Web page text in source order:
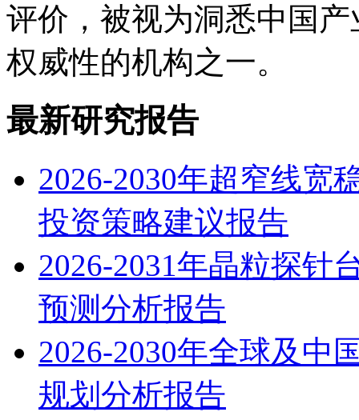
评价，被视为洞悉中国
权威性的机构之一。
最新研究报告
2026-2030年超窄线宽
投资策略建议报告
2026-2031年晶粒探针
预测分析报告
2026-2030年全球及中
规划分析报告